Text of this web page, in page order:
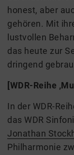
honest, aber
gehören. Mit
lustvollen
das heute zur
dringend
[WDR-Reihe
In der WDR-
das WDR
Jonathan
Philharmonie